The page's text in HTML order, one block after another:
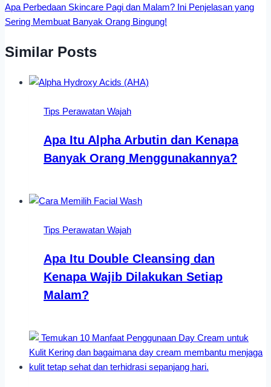
Apa Perbedaan Skincare Pagi dan Malam? Ini Penjelasan yang
Sering Membuat Banyak Orang Bingung!
Similar Posts
Tips Perawatan Wajah
Apa Itu Alpha Arbutin dan Kenapa
Banyak Orang Menggunakannya?
Tips Perawatan Wajah
Apa Itu Double Cleansing dan
Kenapa Wajib Dilakukan Setiap
Malam?